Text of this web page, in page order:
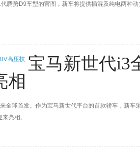
腾势D9车型的官图，新车将提供插混及纯电两种
宝马新世代i3
相
全球首发。作为宝马新世代平台的首款轿车，新
亮相。